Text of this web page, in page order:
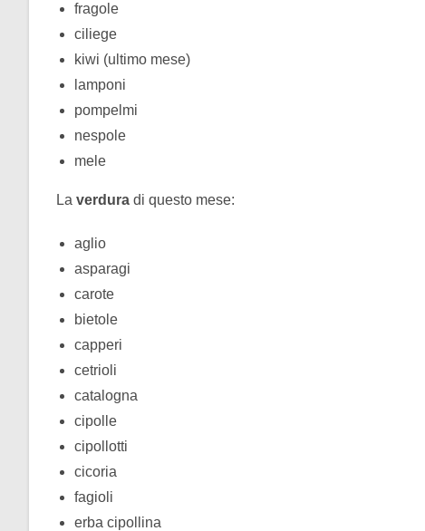
fragole
ciliege
kiwi (ultimo mese)
lamponi
pompelmi
nespole
mele
La verdura di questo mese:
aglio
asparagi
carote
bietole
capperi
cetrioli
catalogna
cipolle
cipollotti
cicoria
fagioli
erba cipollina